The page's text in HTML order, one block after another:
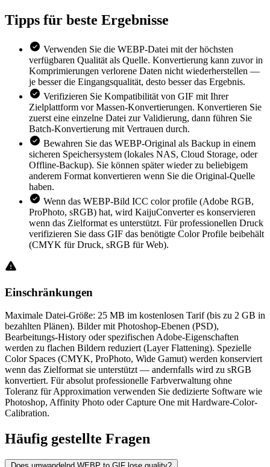
Tipps für beste Ergebnisse
Verwenden Sie die WEBP-Datei mit der höchsten
verfügbaren Qualität als Quelle. Konvertierung kann zuvor in
Komprimierungen verlorene Daten nicht wiederherstellen —
je besser die Eingangsqualität, desto besser das Ergebnis.
Verifizieren Sie Kompatibilität von GIF mit Ihrer
Zielplattform vor Massen-Konvertierungen. Konvertieren Sie
zuerst eine einzelne Datei zur Validierung, dann führen Sie
Batch-Konvertierung mit Vertrauen durch.
Bewahren Sie das WEBP-Original als Backup in einem
sicheren Speichersystem (lokales NAS, Cloud Storage, oder
Offline-Backup). Sie können später wieder zu beliebigem
anderem Format konvertieren wenn Sie die Original-Quelle
haben.
Wenn das WEBP-Bild ICC color profile (Adobe RGB,
ProPhoto, sRGB) hat, wird KaijuConverter es konservieren
wenn das Zielformat es unterstützt. Für professionellen Druck
verifizieren Sie dass GIF das benötigte Color Profile beibehält
(CMYK für Druck, sRGB für Web).
Einschränkungen
Maximale Datei-Größe: 25 MB im kostenlosen Tarif (bis zu 2 GB in
bezahlten Plänen). Bilder mit Photoshop-Ebenen (PSD),
Bearbeitungs-History oder spezifischen Adobe-Eigenschaften
werden zu flachen Bildern reduziert (Layer Flattening). Spezielle
Color Spaces (CMYK, ProPhoto, Wide Gamut) werden konserviert
wenn das Zielformat sie unterstützt — andernfalls wird zu sRGB
konvertiert. Für absolut professionelle Farbverwaltung ohne
Toleranz für Approximation verwenden Sie dedizierte Software wie
Photoshop, Affinity Photo oder Capture One mit Hardware-Color-
Calibration.
Häufig gestellte Fragen